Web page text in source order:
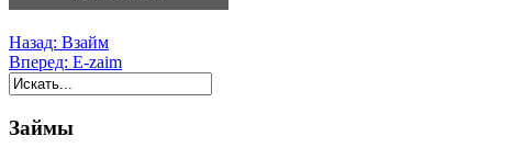
Назад: Взайм
Вперед: E-zaim
Займы